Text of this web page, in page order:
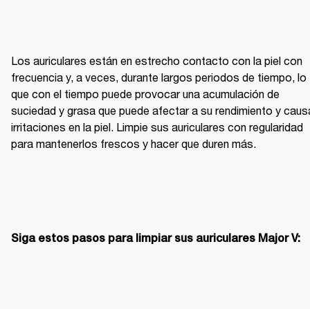
Los auriculares están en estrecho contacto con la piel con
frecuencia y, a veces, durante largos periodos de tiempo, lo
que con el tiempo puede provocar una acumulación de
suciedad y grasa que puede afectar a su rendimiento y
irritaciones en la piel. Limpie sus auriculares con regularidad
para mantenerlos frescos y hacer que duren más.
Siga estos pasos para limpiar sus auriculares Major V: